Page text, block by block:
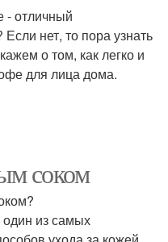
- отличный
нет, то пора узнать
о том, как легко и
для лица дома.
соком
из самых